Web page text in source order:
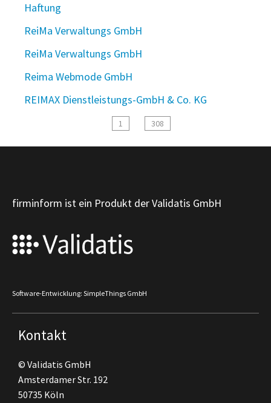
Haftung
ReiMa Verwaltungs GmbH
ReiMa Verwaltungs GmbH
Reima Webmode GmbH
REIMAX Dienstleistungs-GmbH & Co. KG
1 308
firminform ist ein Produkt der Validatis GmbH
Software-Entwicklung: SimpleThings GmbH
Kontakt
© Validatis GmbH
Amsterdamer Str. 192
50735 Köln